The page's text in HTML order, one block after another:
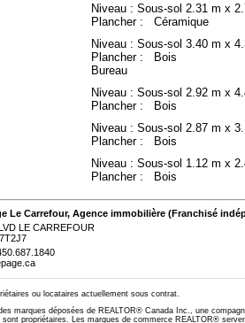
Niveau : Sous-sol 2.31 m x
Plancher : Céramique
Niveau : Sous-sol 3.40 m x
Plancher : Bois
Bureau
Niveau : Sous-sol 2.92 m x
Plancher : Bois
Niveau : Sous-sol 2.87 m x
Plancher : Bois
Niveau : Sous-sol 1.12 m x
Plancher : Bois
Le Carrefour, Agence immobilière (Franchisé
LE CARREFOUR
ou locataires actuellement sous contrat.
marques déposées de REALTOR® Canada Inc., une
propriétaires. Les marques de commerce REALTOR®